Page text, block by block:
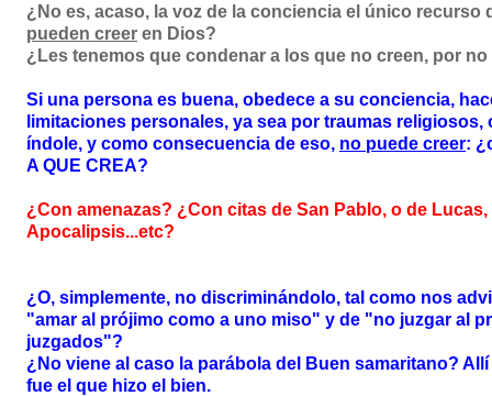
¿No es, acaso, la voz de la conciencia el único
pueden creer en Dios?
¿Les tenemos que condenar a los que no creen, por
Si una persona es buena, obedece a su conciencia,
limitaciones personales, ya sea por traumas
índole, y como consecuencia de eso, no puede creer:
A QUE CREA?
¿Con amenazas? ¿Con citas de San Pablo, o de Lucas,
Apocalipsis...etc?
¿O, simplemente, no discriminándolo, tal como nos
"amar al prójimo como a uno miso" y de "no juzgar al
juzgados"?
¿No viene al caso la parábola del Buen samaritano?
fue el que hizo el bien.